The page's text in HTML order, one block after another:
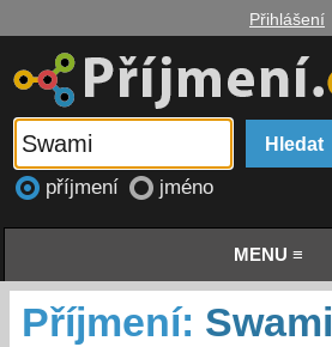
Přihlášení
příjmení jméno
MENU ≡
Příjmení: Swami